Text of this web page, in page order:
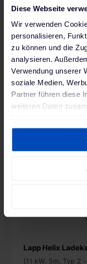
Diese Webseite
Wir verwenden
personalisieren,
zu können und die
analysieren.
Verwendung unserer
soziale Medien,
Partner führen diese
weiteren Daten
gesammelt haben.
Impressum.
Lapp Helix
(22 kW, 5m, Typ 2
199,00 €
2-3 Wochen, kein
Lapp Helix
(11 kW, 5m, Typ 2